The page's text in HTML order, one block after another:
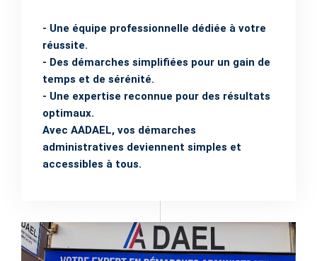
- Une équipe professionnelle dédiée à votre
réussite.
- Des démarches simplifiées pour un gain de
temps et de sérénité.
- Une expertise reconnue pour des résultats
optimaux.
Avec AADAEL, vos démarches
administratives deviennent simples et
accessibles à tous.